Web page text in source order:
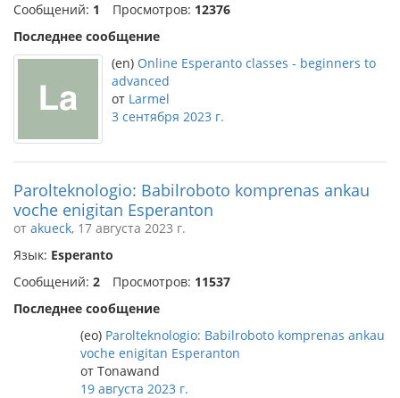
Сообщений: 1 Просмотров: 12376
Последнее сообщение
(en) Online Esperanto classes - beginners to
advanced
от Larmel
3 сентября 2023 г.
Parolteknologio: Babilroboto komprenas ankau
voche enigitan Esperanton
от akueck, 17 августа 2023 г.
Язык: Esperanto
Сообщений: 2 Просмотров: 11537
Последнее сообщение
(eo) Parolteknologio: Babilroboto komprenas ankau
voche enigitan Esperanton
от Tonawand
19 августа 2023 г.